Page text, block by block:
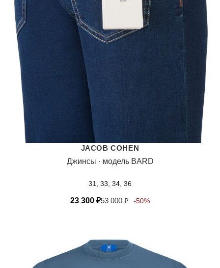
JACOB COHEN
Джинсы · модель BARD
31, 33, 34, 36
23 300 ₽53 000₽ -50%